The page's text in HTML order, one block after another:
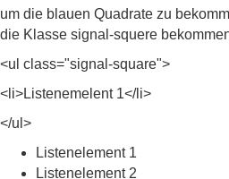
um die blauen Quadrate zu
die Klasse signal-squere
<ul class="signal-square">
<li>Listenemelent 1</li>
</ul>
Listenelement 1
Listenelement 2